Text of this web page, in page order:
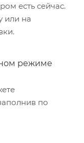
есть сейчас.
или на
режиме
по